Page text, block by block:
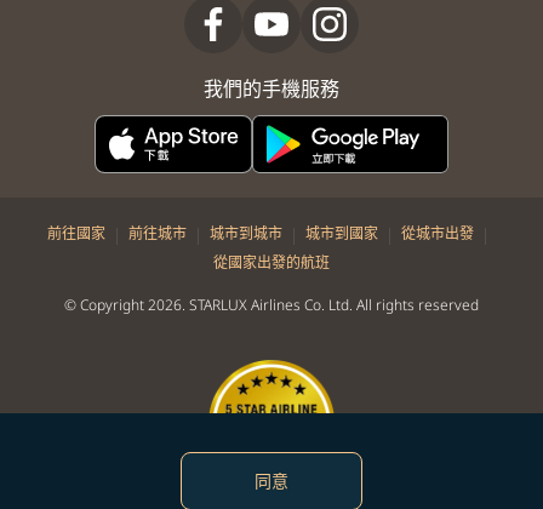
同意
我們的手機服務
前往國家 | 前往城市 | 城市到城市 | 城市到國家 | 從城市出發 |
從國家出發的航班
© Copyright 2026. STARLUX Airlines Co. Ltd. All rights reserved